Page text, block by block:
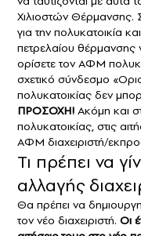
Χιλιοστών Θέρμανσης.
για την πολυκατοικία
πετρελαίου θέρμανσης
ορίσετε τον ΑΦΜ
σχετικό σύνδεσμο
πολυκατοικίας δεν
ΠΡΟΣΟΧΗ! Ακόμη και
πολυκατοικίας, στις
ΑΦΜ διαχειριστή/
Τι πρέπει να
αλλαγής
Θα πρέπει να
τον νέο διαχειριστή. Οι